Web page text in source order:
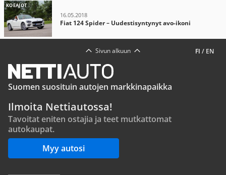
KOEAJOT
16.05.2018
Fiat 124 Spider – Uudestisyntynyt avo-ikoni
FI / EN
Sivun alkuun
Suomen suosituin autojen markkinapaikka
Ilmoita Nettiautossa!
Tavoitat eniten ostajia ja teet mutkattomat
autokaupat.
Myy autosi